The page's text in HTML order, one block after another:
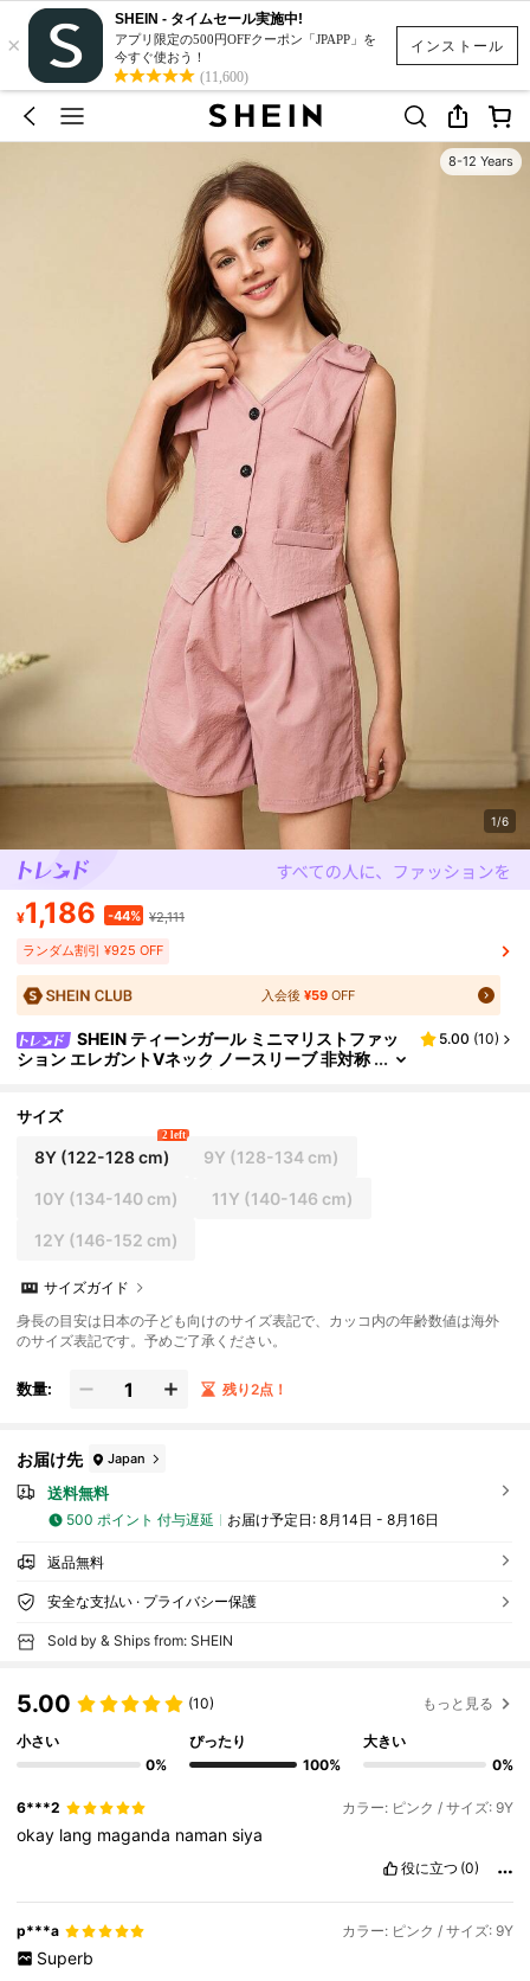
インストール
×
SHEIN - タイムセール実施中!
アプリ限定の500円OFFクーポン「JPAPP」を
今すぐ使おう！
(11,600)
8-12 Years
1/6
¥1,186 -44% ¥2,111
ランダム割引 ¥925 OFF
入会後¥59 OFF
SHEIN ティーンガール ミニマリストファッ
ション エレガントVネック ノースリーブ 非対称
5.00 (10)
サイズ
8Y(122-128 cm)
2 left
9Y (128-134 cm)
10Y (134-140 cm) 11Y (140-146 cm)
12Y (146-152 cm)
サイズガイド
身長の目安は日本の子ども向けのサイズ表記で、カッコ内の年齢数値は海外
のサイズ表記です。予めご了承ください。
数量: 残り2点！
お届け先 Japan
送料無料
500 ポイント 付与遅延 お届け予定日: 8月14日 - 8月16日
返品無料
安全な支払い · プライバシー保護
Sold by & Ships from: SHEIN
5.00 (10) もっと見る
小さい
0%
ぴったり
100%
大きい
0%
6***2 カラー: ピンク / サイズ: 9Y
okay lang maganda namansiya
役に立つ (0)
p***a カラー: ピンク / サイズ: 9Y
Superb